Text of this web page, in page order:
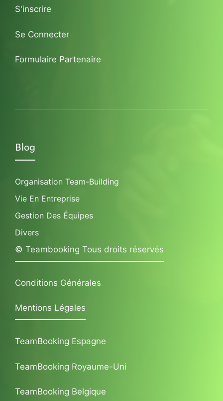
S'inscrire
Se Connecter
Formulaire Partenaire
Blog
Organisation Team-Building
Vie En Entreprise
Gestion Des Équipes
Divers
© Teambooking Tous droits réservés
Conditions Générales
Mentions Légales
TeamBooking Espagne
TeamBooking Royaume-Uni
TeamBooking Belgique